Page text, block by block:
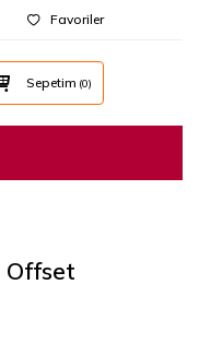
Favoriler
Sepetim (0)
Offset